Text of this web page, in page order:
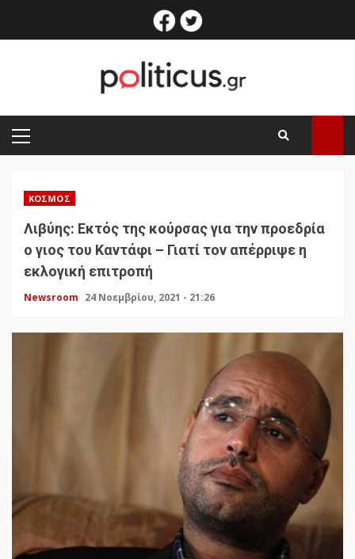
facebook
PRIMARY
MENU
ΚΌΣΜΟΣ
Λιβύης: Εκτός της κούρσας για την προεδρία
ο γιος του Καντάφι – Γιατί τον απέρριψε η
εκλογική επιτροπή
Newsroom 24 Νοεμβρίου, 2021 - 21:26